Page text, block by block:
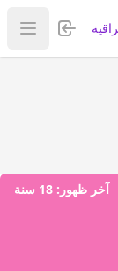
تسجيل
عرض
آخر ظهور: 18 سنة